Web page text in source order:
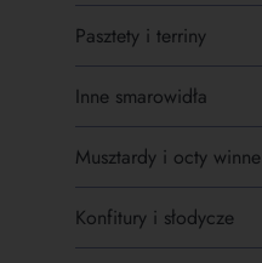
Pasztety i terriny
Inne smarowidła
Musztardy i octy winne
Konfitury i słodycze